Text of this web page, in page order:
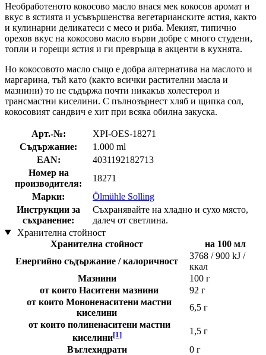
Необработеното кокосово масло внася мек кокосов аромат и
вкус в ястията и усъвършенства вегетарианските ястия, както
и кулинарни деликатеси с месо и риба. Мекият, типично
орехов вкус на кокосово масло върви добре с много студени,
топли и горещи ястия и ги превръща в акценти в кухнята.
Но кокосовото масло също е добра алтернатива на маслото и
маргарина, тъй като (както всички растителни масла и
мазнини) то не съдържа почти никакъв холестерол и
трансмастни киселини. С пълнозърнест хляб и щипка сол,
кокосовият сандвич е хит при всяка обилна закуска.
Арт.-№:
XPI-OES-18271
Съдържание:
1.000 ml
EAN:
4031192182713
Номер на
производителя:
18271
Марки:
Ölmühle Solling
Инструкции за
съхранение:
Съхранявайте на хладно и сухо място,
далеч от светлина.
Хранителна стойност
Хранителна стойност
на 100 мл
Енергийно съдържание / калоричност
3768 / 900 kJ /
ккал
Мазнини
100 г
от които Наситени мазнини
92 г
от които Мононенаситени мастни
киселини
6,5 г
от които полиненаситени мастни
киселини[1]
1,5 г
Въглехидрати
0 г